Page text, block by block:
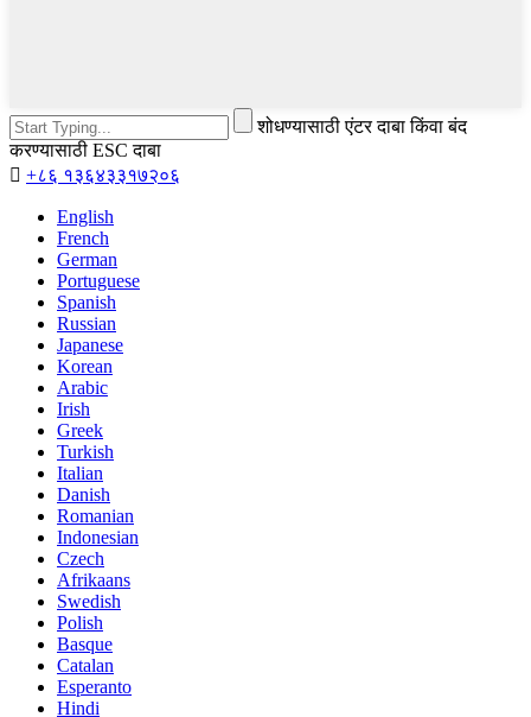
शोधण्यासाठी एंटर दाबा किंवा बंद
करण्यासाठी ESC दाबा
 +८६ १३६४३३१७२०६
English
French
German
Portuguese
Spanish
Russian
Japanese
Korean
Arabic
Irish
Greek
Turkish
Italian
Danish
Romanian
Indonesian
Czech
Afrikaans
Swedish
Polish
Basque
Catalan
Esperanto
Hindi